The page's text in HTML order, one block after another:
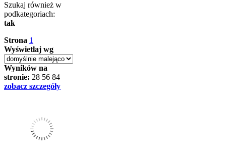
Szukaj również w
podkategoriach:
tak
Strona 1
Wyświetlaj wg
Wyników na
stronie: 28 56 84
zobacz szczegóły